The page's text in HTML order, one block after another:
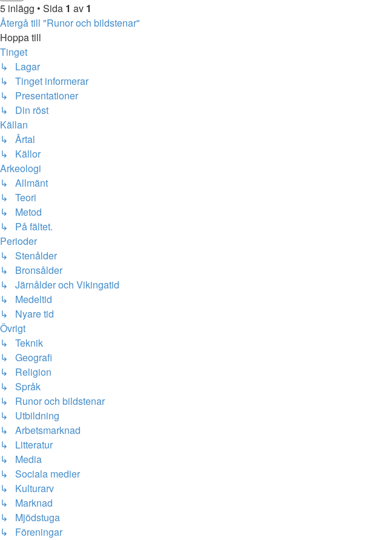
5 inlägg • Sida 1 av 1
Återgå till "Runor och bildstenar"
Hoppa till
Tinget
↳ Lagar
↳ Tinget informerar
↳ Presentationer
↳ Din röst
Källan
↳ Årtal
↳ Källor
Arkeologi
↳ Allmänt
↳ Teori
↳ Metod
↳ På fältet.
Perioder
↳ Stenålder
↳ Bronsålder
↳ Järnålder och Vikingatid
↳ Medeltid
↳ Nyare tid
Övrigt
↳ Teknik
↳ Geografi
↳ Religion
↳ Språk
↳ Runor och bildstenar
↳ Utbildning
↳ Arbetsmarknad
↳ Litteratur
↳ Media
↳ Sociala medier
↳ Kulturarv
↳ Marknad
↳ Mjödstuga
↳ Föreningar